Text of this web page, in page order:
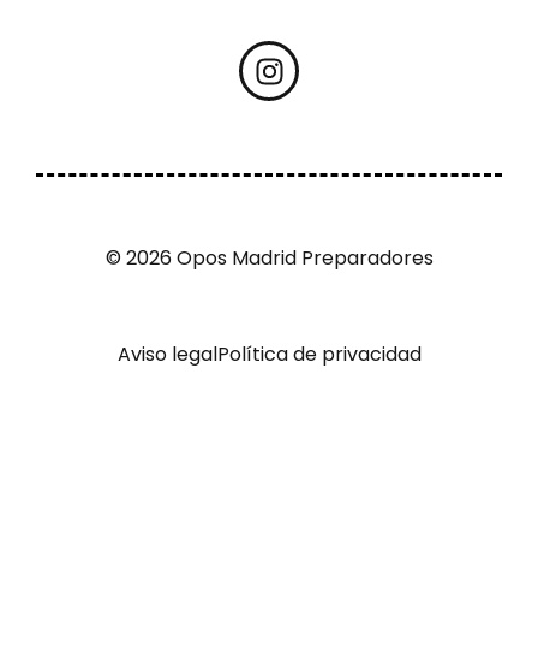
© 2026 Opos Madrid Preparadores
Aviso legalPolítica de privacidad